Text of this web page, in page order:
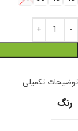
توضیحات تکمیلی
رنگ